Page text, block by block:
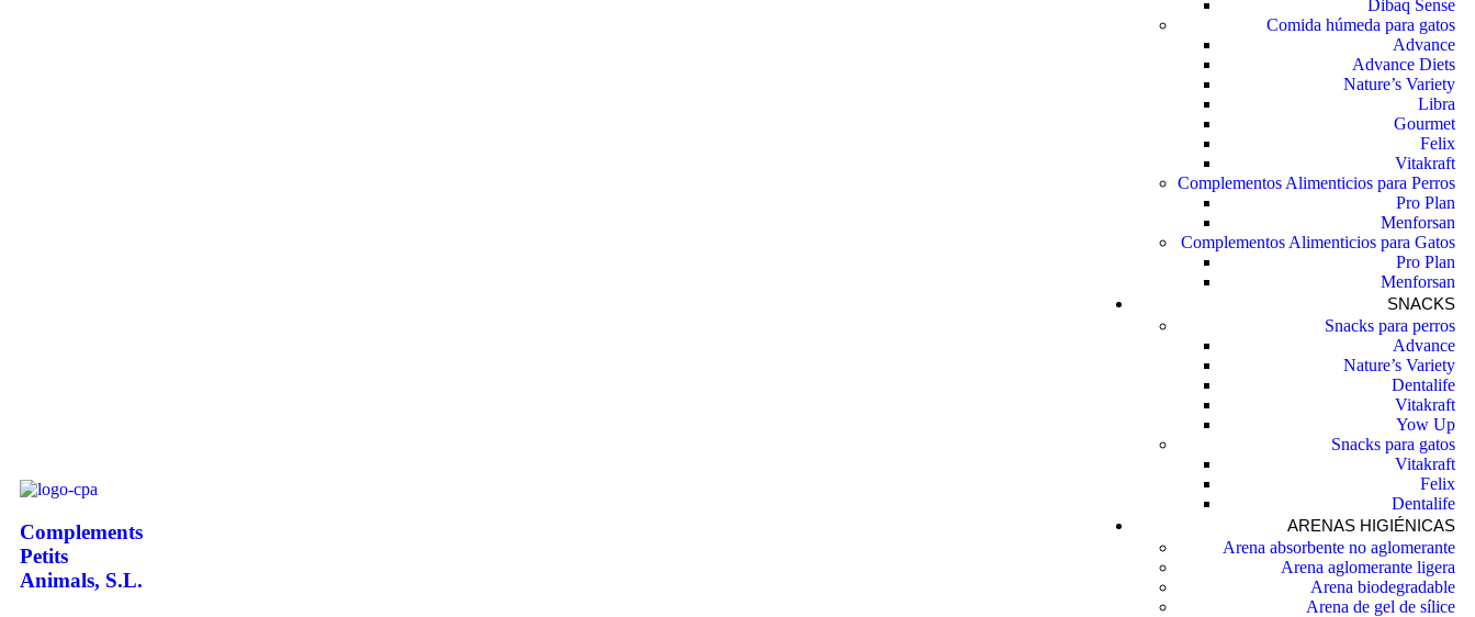
Complements
Petits
Animals, S.L.
Dibaq Sense
Comida húmeda para gatos
Advance
Advance Diets
Nature’s Variety
Libra
Gourmet
Felix
Vitakraft
Complementos Alimenticios para Perros
Pro Plan
Menforsan
Complementos Alimenticios para Gatos
Pro Plan
Menforsan
SNACKS
Snacks para perros
Advance
Nature’s Variety
Dentalife
Vitakraft
Yow Up
Snacks para gatos
Vitakraft
Felix
Dentalife
ARENAS HIGIÉNICAS
Arena absorbente no aglomerante
Arena aglomerante ligera
Arena biodegradable
Arena de gel de sílice